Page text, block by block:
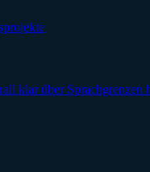
klar über Sprachgrenzen